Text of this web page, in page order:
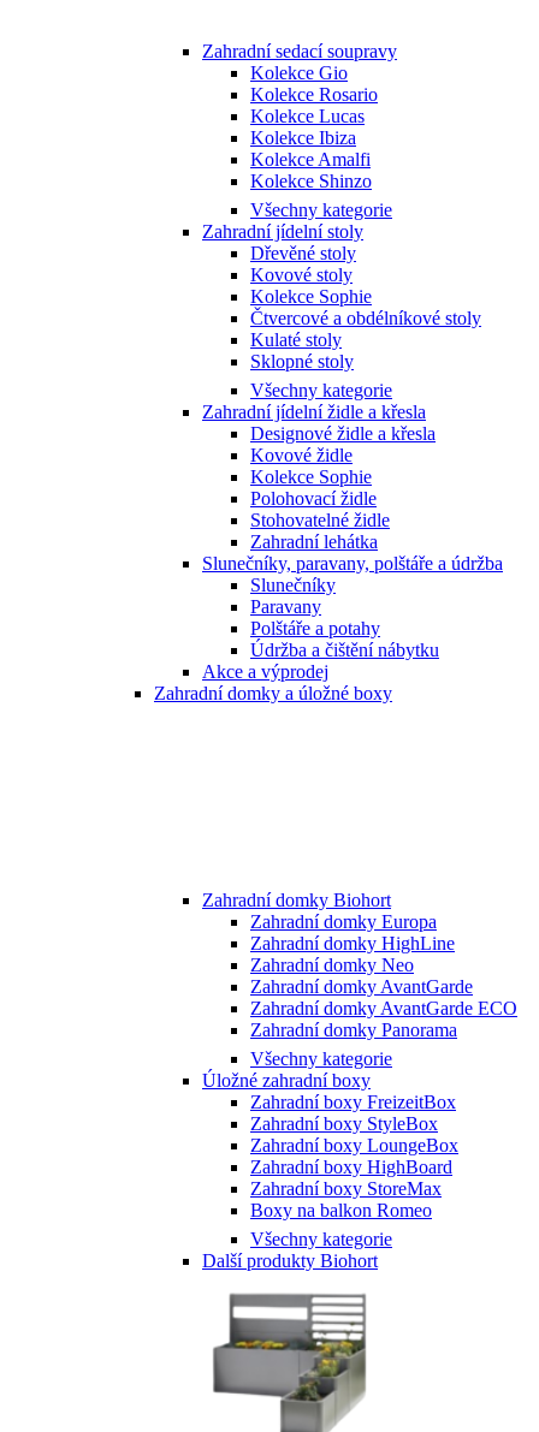
Zahradní sedací soupravy
Kolekce Gio
Kolekce Rosario
Kolekce Lucas
Kolekce Ibiza
Kolekce Amalfi
Kolekce Shinzo
Všechny kategorie
Zahradní jídelní stoly
Dřevěné stoly
Kovové stoly
Kolekce Sophie
Čtvercové a obdélníkové stoly
Kulaté stoly
Sklopné stoly
Všechny kategorie
Zahradní jídelní židle a křesla
Designové židle a křesla
Kovové židle
Kolekce Sophie
Polohovací židle
Stohovatelné židle
Zahradní lehátka
Slunečníky, paravany, polštáře a údržba
Slunečníky
Paravany
Polštáře a potahy
Údržba a čištění nábytku
Akce a výprodej
Zahradní domky a úložné boxy
Zahradní domky Biohort
Zahradní domky Europa
Zahradní domky HighLine
Zahradní domky Neo
Zahradní domky AvantGarde
Zahradní domky AvantGarde ECO
Zahradní domky Panorama
Všechny kategorie
Úložné zahradní boxy
Zahradní boxy FreizeitBox
Zahradní boxy StyleBox
Zahradní boxy LoungeBox
Zahradní boxy HighBoard
Zahradní boxy StoreMax
Boxy na balkon Romeo
Všechny kategorie
Další produkty Biohort